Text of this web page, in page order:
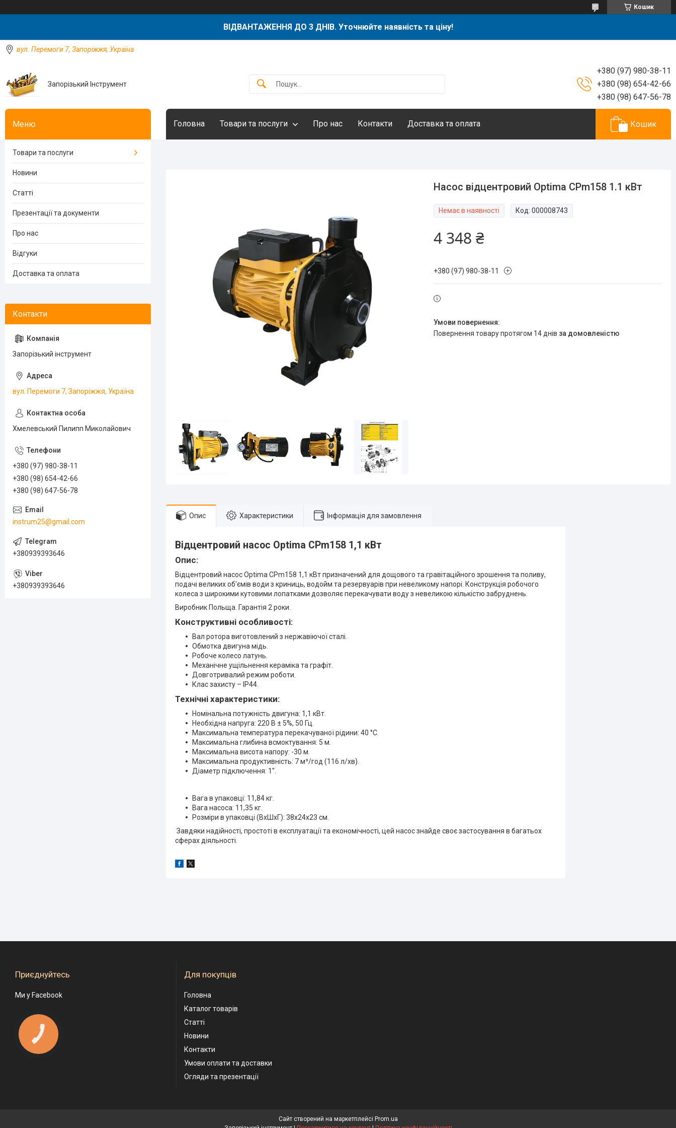
Кошик
ВІДВАНТАЖЕННЯ ДО 3 ДНІВ. Уточнюйте наявність та ціну!
вул. Перемоги 7, Запоріжжя, Україна
Запорізький Інструмент
+380 (97) 980-38-11
+380 (98) 654-42-66
+380 (98) 647-56-78
Головна Товари та послуги Про нас Контакти Доставка та оплата Кошик
Насос відцентровий Optima CPm158 1.1 кВт
Немає в наявності Код:000008743
4 348 ₴
+380 (97) 980-38-11
повернення товару протягом 14 днів за домовленістю
Опис Характеристики Інформація для замовлення
Відцентровий насос Optima CPm158 1,1 кВт
Опис:
Відцентровий насос Optima CPm158 1,1 кВт призначений для дощового та гравітаційного зрошення та поливу,
подачі великих об'ємів води з криниць, водойм та резервуарів при невеликому напорі. Конструкція робочого
колеса з широкими кутовими лопатками дозволяє перекачувати воду з невеликою кількістю забруднень.
Виробник Польща. Гарантія 2 роки.
Конструктивні особливості:
Вал ротора виготовлений з нержавіючої сталі.
Обмотка двигуна мідь.
Робоче колесо латунь.
Механічне ущільнення кераміка та графіт.
Довготривалий режим роботи.
Клас захисту – IP44.
Технічні характеристики:
Номінальна потужність двигуна: 1,1 кВт.
Необхідна напруга: 220 В ± 5%, 50 Гц.
Максимальна температура перекачуваної рідини: 40 °C.
Максимальна глибина всмоктування: 5 м.
Максимальна висота напору: -30 м.
Максимальна продуктивність: 7 м³/год (116 л/хв).
Діаметр підключення: 1".
Вага в упаковці: 11,84 кг.
Вага насоса: 11,35 кг.
Розміри в упаковці (ВхШхГ): 38х24х23 см.
Завдяки надійності, простоті в експлуатації та економічності, цей насос знайде своє застосування в багатьох
сферах діяльності.
Товари та послуги
Новини
Статті
Презентації та документи
Про нас
Відгуки
Доставка та оплата
Запорізький інструмент
вул. Перемоги 7, Запоріжжя, Україна
Хмелевський Пилипп Миколайович
+380 (97) 980-38-11
+380 (98) 654-42-66
+380 (98) 647-56-78
instrum25@gmail.com
+380939393646
+380939393646
Приєднуйтесь
Ми у Facebook
Для покупців
Головна
Каталог товарів
Статті
Новини
Контакти
Умови оплати та доставки
Огляди та презентації
Сайт створений на маркетплейсі Prom.ua
КНОПКА
ЗВ'ЯЗКУ